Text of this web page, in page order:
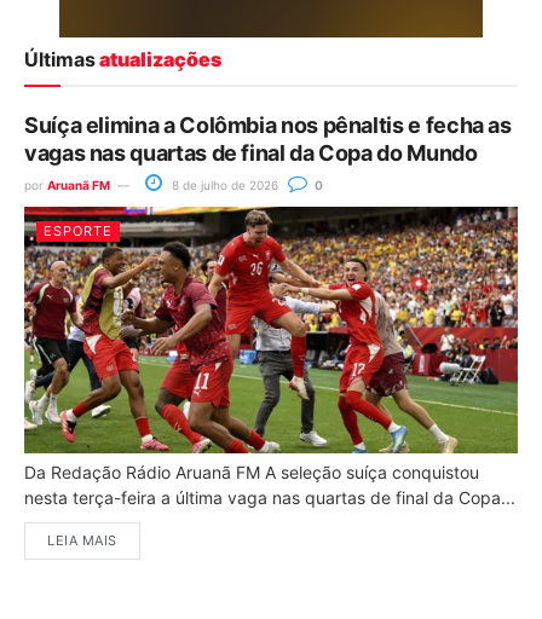
Últimasatualizações
Suíça elimina a Colômbia nos pênaltis e fecha as
vagas nas quartas de final da Copa do Mundo
por Aruanã FM 8 de julho de 2026 0
ESPORTE
Da Redação Rádio Aruanã FM A seleção suíça conquistou
nesta terça-feira a última vaga nas quartas de final da Copa...
LEIA MAIS